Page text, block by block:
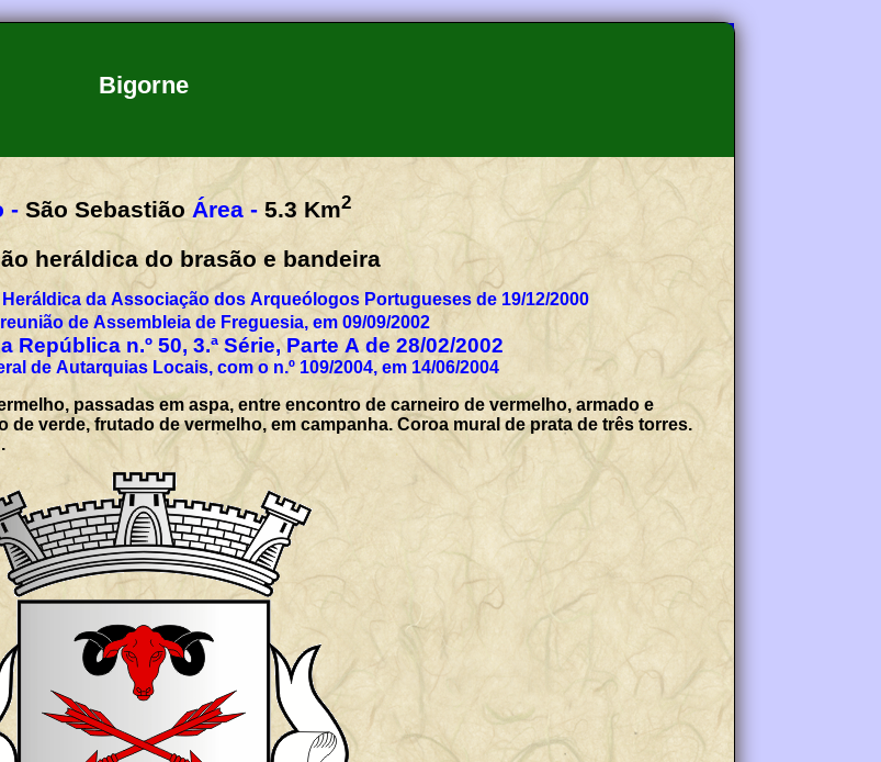
Bigorne
- São Sebastião Área - 5.3 Km2
heráldica do brasão e bandeira
da Associação dos Arqueólogos Portugueses de 19/12/2000
de Assembleia de Freguesia, em 09/09/2002
República n.º 50, 3.ª Série, Parte A de 28/02/2002
de Autarquias Locais, com o n.º 109/2004, em 14/06/2004
passadas em aspa, entre encontro de carneiro de vermelho, armado e
de verde, frutado de vermelho, em campanha. Coroa mural de prata de três torres.